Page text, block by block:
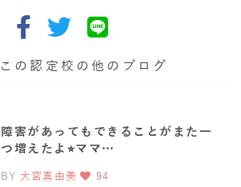
この認定校の他のブログ
障害があってもできることがまた一
つ増えたよ⭐︎ママ…
BY 大宮真由美 94